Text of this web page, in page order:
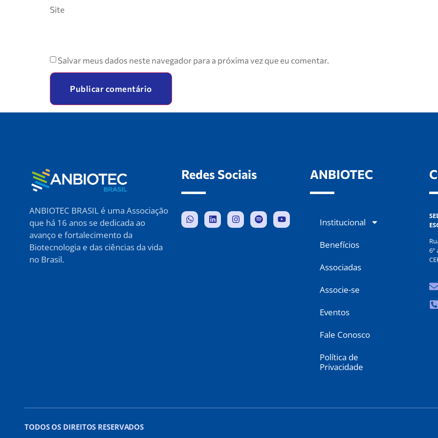
Site
Salvar meus dados neste navegador para a próxima vez que eu comentar.
ANBIOTEC BRASIL é uma Associação
que há 16 anos se dedicada ao
avanço e fortalecimento da
Biotecnologia e das ciências da vida
no Brasil.
Redes Sociais ANBIOTEC
Institucional
Benefícios
Associadas
Associe-se
Eventos
Fale Conosco
Política de
Privacidade
6º
TODOS OS DIREITOS RESERVADOS